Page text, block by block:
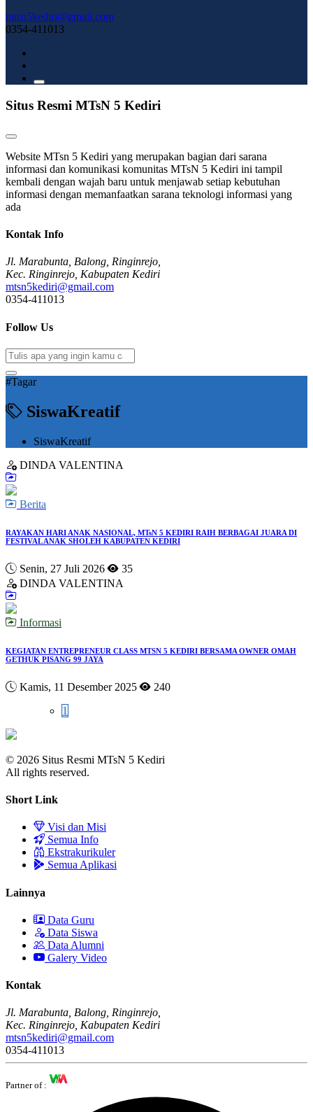
mtsn5kediri@gmail.com
0354-411013
Situs Resmi MTsN 5 Kediri
Website MTsn 5 Kediri yang merupakan bagian dari sarana
informasi dan komunikasi komunitas MTsN 5 Kediri ini tampil
kembali dengan wajah baru untuk menjawab setiap kebutuhan
informasi dengan memanfaatkan sarana teknologi informasi yang
ada
Kontak Info
Jl. Marabunta, Balong, Ringinrejo,
Kec. Ringinrejo, Kabupaten Kediri
mtsn5kediri@gmail.com
0354-411013
Follow Us
#Tagar
SiswaKreatif
SiswaKreatif
DINDA VALENTINA
Berita
RAYAKAN HARI ANAK NASIONAL, MTsN 5 KEDIRI RAIH BERBAGAI JUARA DI
FESTIVAL ANAK SHOLEH KABUPATEN KEDIRI
Senin, 27 Juli 2026
35
DINDA VALENTINA
Informasi
KEGIATAN ENTREPRENEUR CLASS MTSN 5 KEDIRI BERSAMA OWNER OMAH
GETHUK PISANG 99 JAYA
Kamis, 11 Desember 2025
240
1
© 2026 Situs Resmi MTsN 5 Kediri
All rights reserved.
Short Link
Visi dan Misi
Semua Info
Ekstrakurikuler
Semua Aplikasi
Lainnya
Data Guru
Data Siswa
Data Alumni
Galery Video
Kontak
Jl. Marabunta, Balong, Ringinrejo,
Kec. Ringinrejo, Kabupaten Kediri
mtsn5kediri@gmail.com
0354-411013
Partner of :